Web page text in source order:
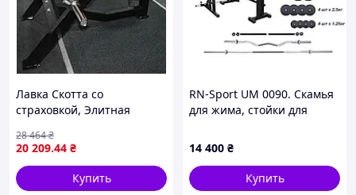
Лавка Скотта со
страховкой, Элитная
20 209.44 ₴
28 464₴
Купить
RN-Sport UM 0090. Скамья
для жима, стойки для
и 4 грифа
14 400 ₴
Купить